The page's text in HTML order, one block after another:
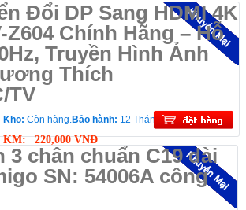
Đổi DP Sang HDMI 4K
Z604 Chính Hãng – Hỗ
Truyền Hình Ảnh
Thích
TV
Kho: Còn hàng.Bảo hành: 12 Tháng.250,000 VNĐ
KM: 220,000 VNĐ
3 chân chuẩn C19 dài
SN: 54006A công